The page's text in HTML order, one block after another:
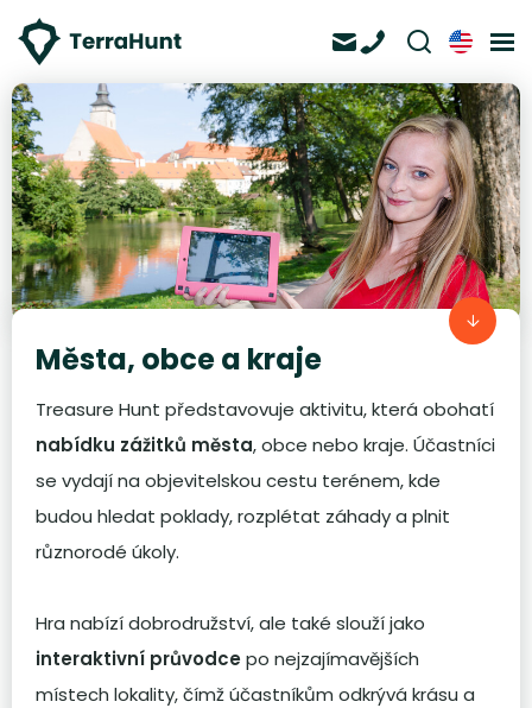
Města, obce a kraje
Treasure Hunt představovuje aktivitu, která obohatí
nabídku zážitků města, obce nebo kraje. Účastníci
se vydají na objevitelskou cestu terénem, kde
budou hledat poklady, rozplétat záhady a plnit
různorodé úkoly.
Hra nabízí dobrodružství, ale také slouží jako
interaktivní průvodcepo nejzajímavějších
místech lokality, čímž účastníkům odkrývá krásu a